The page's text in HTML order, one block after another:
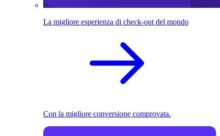
La migliore esperienza di check-out del mondo
Con la migliore conversione comprovata.